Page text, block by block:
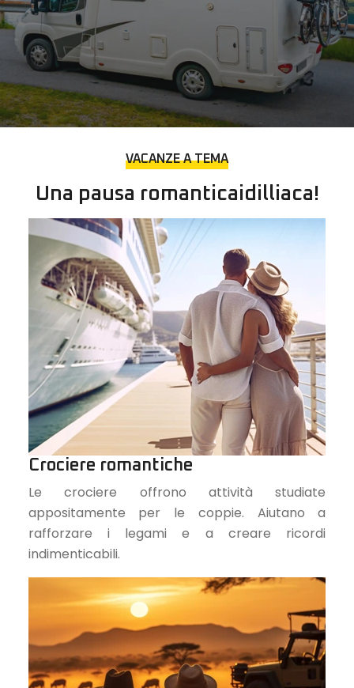
VACANZE A TEMA
Una pausa romanticaidilliaca!
Crociere romantiche
Le crociere offrono attività studiate
appositamente per le coppie. Aiutano a
rafforzare i legami e a creare ricordi
indimenticabili.